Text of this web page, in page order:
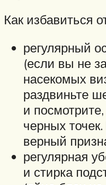
Как избавиться
регулярный
(если вы не
насекомых
раздвиньте
и
черных
верный
регулярная
и стирка